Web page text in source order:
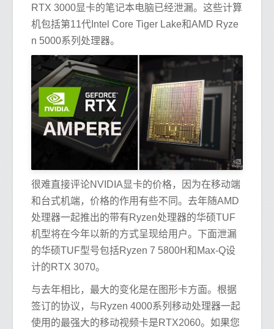
RTX 3000显卡的笔记本电脑已经泄漏。这些计算
机包括第11代Intel Core Tiger Lake和AMD Ryze
n 5000系列处理器。
很难直接评论NVIDIA显卡的价格，因为在移动端
和台式机端，价格的作用有些不同。去年随AMD
处理器一起推出的带有Ryzen处理器的华硕TUF
机型将在今年以新的方式呈现给用户。下面泄漏
的华硕TUF型号包括Ryzen 7 5800H和Max-Q设
计的RTX 3070。
与去年相比，最大的变化是在图形卡方面。根据
签订的协议，与Ryzen 4000系列移动处理器一起
使用的最强大的移动视频卡是RTX2060。如果您